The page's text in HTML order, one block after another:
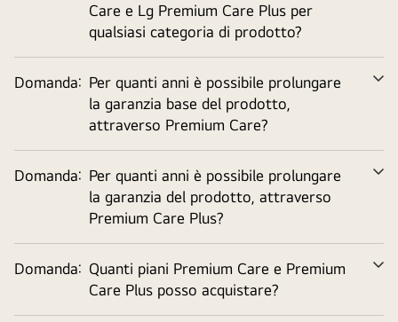
Care e Lg Premium Care Plus per
qualsiasi categoria di prodotto?
Domanda: Per quanti anni è possibile prolungare
la garanzia base del prodotto,
attraverso Premium Care?
Domanda: Per quanti anni è possibile prolungare
la garanzia del prodotto, attraverso
Premium Care Plus?
Domanda: Quanti piani Premium Care e Premium
Care Plus posso acquistare?